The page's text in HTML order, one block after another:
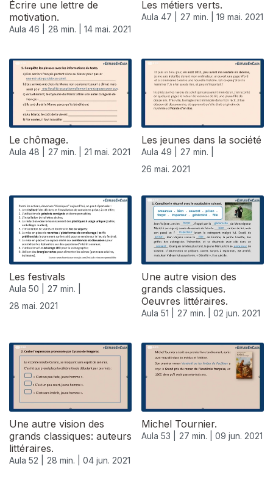
Écrire une lettre de
motivation.
Aula 46 | 28 min. | 14 mai. 2021
Les métiers verts.
Aula 47 | 27 min. | 19 mai. 2021
Le chômage.
Aula 48 | 27 min. | 21 mai. 2021
Les jeunes dans la société
Aula 49 |
27 min. |
26 mai. 2021
Les festivals
Aula 50 |
27 min. |
28 mai. 2021
Une autre vision des
grands classiques.
Oeuvres littéraires.
Aula 51 | 27 min. | 02 jun. 2021
Une autre vision des
grands classiques: auteurs
littéraires.
Aula 52 | 28 min. | 04 jun. 2021
Michel Tournier.
Aula 53 | 27 min. | 09 jun. 2021